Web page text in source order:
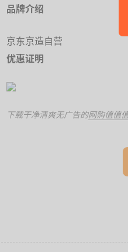
品牌介绍
京东京造自营
优惠证明
下载干净清爽无广告的网购值值